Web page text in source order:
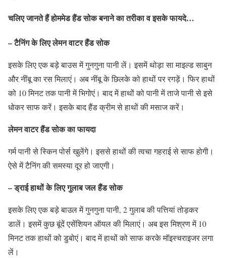
चलिए जानते हैं होममेड हैंड सोक बनाने का तरीका व इसके फायदे…
– टैनिंग के लिए लेमन वाटर हैंड सोक
इसके लिए एक बड़े बाउस में गुनगुना पानी लें। इसमें थोड़ा सा माइल्ड साबुन
और नींबू का रस मिलाएं। अब नींबू के छिलके को हाथों पर रगड़ें। फिर हाथों
को 10 मिनट तक पानी में भिगोएं। बाद में हाथों को पानी में ताजे पानी से इसे
धोकर साफ करें। इसके बाद हैंड क्रीम से हाथों की मसाज करें।
लेमन वाटर हैंड सोक का फायदा
गर्म पानी से स्किन पोर्स खुलेंगे। इससे हाथों की त्वचा गहराई से साफ होगी।
ऐसे में टैनिंग की समस्या दूर हो जाएगी।
– ड्राई हाथों के लिए गुलाब जल हैंड सोक
इसके लिए एक बड़े बाउल में गुनगुना पानी, 2 गुलाब की पत्तियां तोड़कर
डालें। इसमें कुछ बूंदें एसेंशियन ऑयल की मिलाएं। अब इस मिश्रण में 10
मिनट तक हाथों को डुबोएं। बाद में हाथों को साफ करके मॉइस्चराइजर लगा
लें।